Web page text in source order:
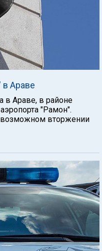
Араве
в Араве, в районе
"Рамон".
возможном вторжении